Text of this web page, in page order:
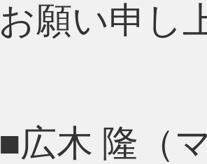
お願い申し
■広木 隆（